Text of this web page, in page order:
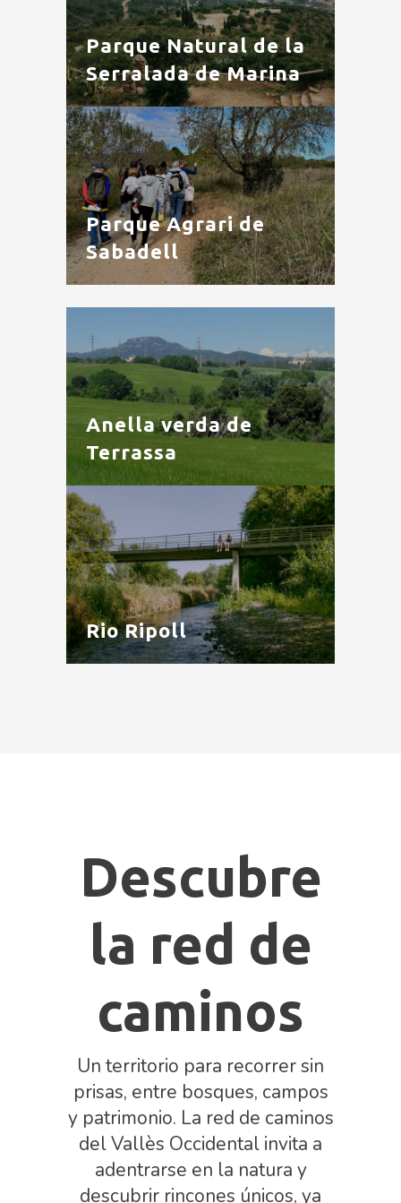
Parque Natural de la
Serralada de Marina
Parque Agrari de
Sabadell
Anella verda de
Terrassa
Rio Ripoll
Descubre
la red de
caminos
Un territorio para recorrer sin
prisas, entre bosques, campos
y patrimonio. La red de caminos
del Vallès Occidental invita a
adentrarse en la natura y
descubrir rincones únicos, ya